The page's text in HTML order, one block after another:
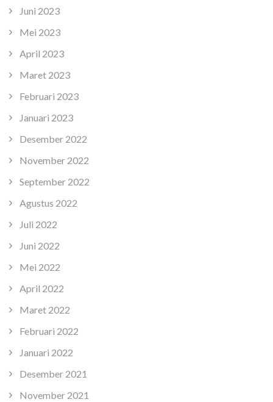
Juni 2023
Mei 2023
April 2023
Maret 2023
Februari 2023
Januari 2023
Desember 2022
November 2022
September 2022
Agustus 2022
Juli 2022
Juni 2022
Mei 2022
April 2022
Maret 2022
Februari 2022
Januari 2022
Desember 2021
November 2021